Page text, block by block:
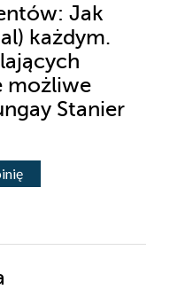
Jak
każdym.
możliwe
Stanier